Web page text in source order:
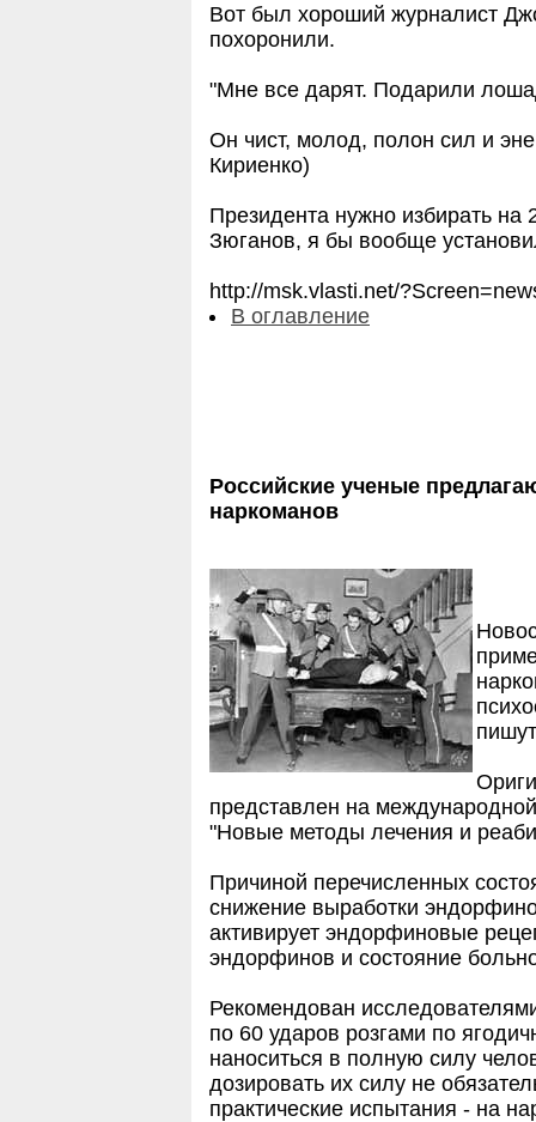
Вот был хороший журналист
похоронили.
"Мне все дарят. Подарили
Он чист, молод, полон сил и
Кириенко)
Президента нужно избирать на
Зюганов, я бы вообще
http://msk.vlasti.net/
В оглавление
Российские ученые
наркоманов
представлен на
"Новые методы лечения и
Причиной перечисленных
снижение выработки
активирует эндорфиновые
эндорфинов и состояние
Рекомендован
по 60 ударов розгами по
наноситься в полную силу
дозировать их силу не
практические испытания - на